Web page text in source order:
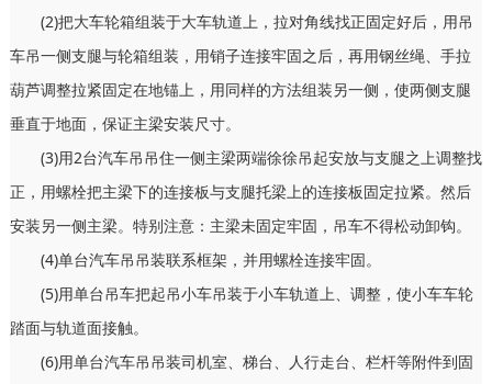
(2)把大车轮箱组装于大车轨道上，拉对角线找正固定好后，用吊
车吊一侧支腿与轮箱组装，用销子连接牢固之后，再用钢丝绳、手拉
葫芦调整拉紧固定在地锚上，用同样的方法组装另一侧，使两侧支腿
垂直于地面，保证主梁安装尺寸。
(3)用2台汽车吊吊住一侧主梁两端徐徐吊起安放与支腿之上调整找
正，用螺栓把主梁下的连接板与支腿托梁上的连接板固定拉紧。然后
安装另一侧主梁。特别注意：主梁未固定牢固，吊车不得松动卸钩。
(4)单台汽车吊吊装联系框架，并用螺栓连接牢固。
(5)用单台吊车把起吊小车吊装于小车轨道上、调整，使小车车轮
踏面与轨道面接触。
(6)用单台汽车吊吊装司机室、梯台、人行走台、栏杆等附件到固